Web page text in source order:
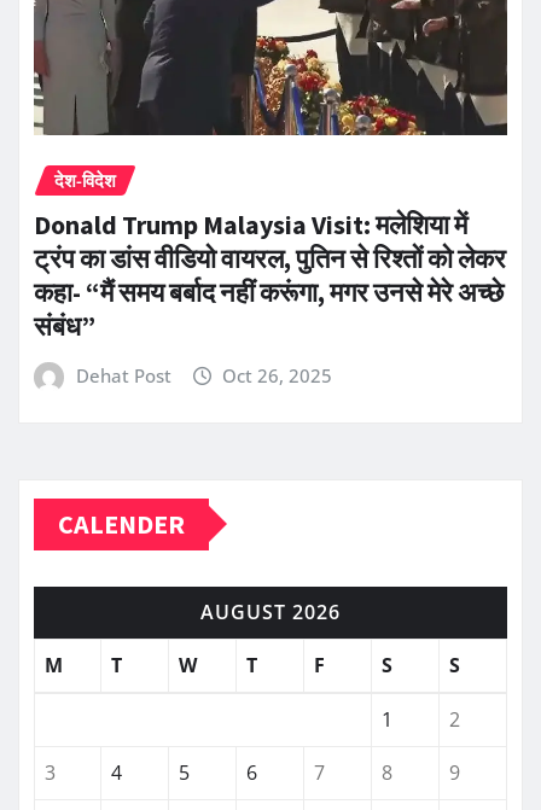
देश-विदेश
Donald Trump Malaysia Visit: मलेशिया में
ट्रंप का डांस वीडियो वायरल, पुतिन से रिश्तों को लेकर
कहा- “मैं समय बर्बाद नहीं करूंगा, मगर उनसे मेरे अच्छे
संबंध”
Dehat Post Oct 26, 2025
CALENDER
AUGUST 2026
M
T W T F S S
1
2
3
4 5 6 7 8
9